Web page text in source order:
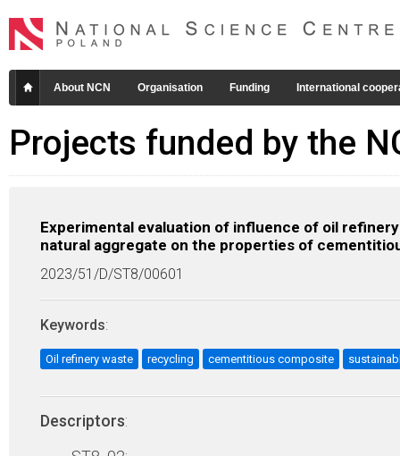
About NCN Organisation Funding International
Projects funded by the
Experimental evaluation of influence of oil
natural aggregate on the properties of
2023/51/D/ST8/00601
Keywords:
Oil refinery waste recycling cementitious composite
Descriptors: